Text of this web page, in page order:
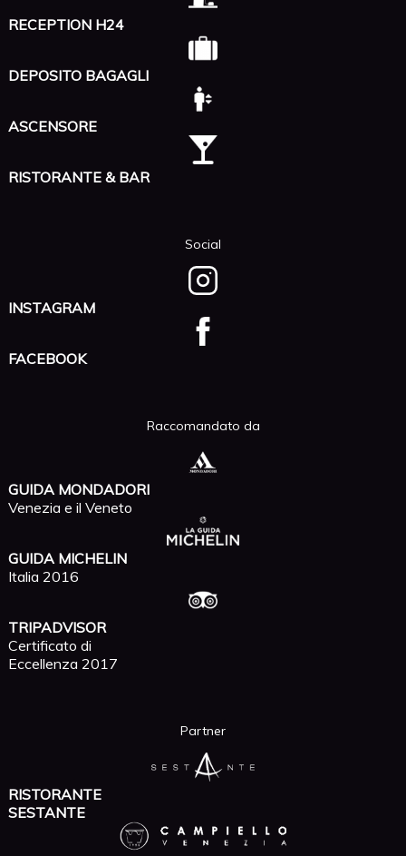
RECEPTION H24
DEPOSITO BAGAGLI
ASCENSORE
RISTORANTE & BAR
Social
INSTAGRAM
FACEBOOK
Raccomandato da
GUIDA MONDADORI
Venezia e il Veneto
GUIDA MICHELIN
Italia 2016
TRIPADVISOR
Certificato di
Eccellenza 2017
Partner
RISTORANTE
SESTANTE